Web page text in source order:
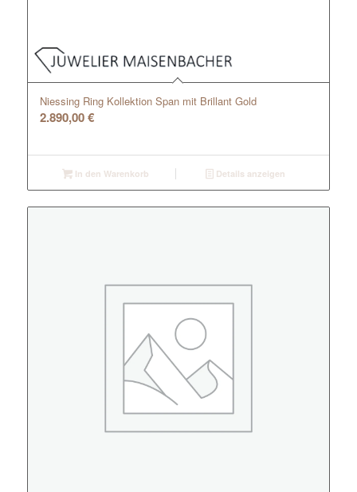
Niessing Ring Kollektion Span mit Brillant Gold
2.890,00€
In den Warenkorb Details anzeigen